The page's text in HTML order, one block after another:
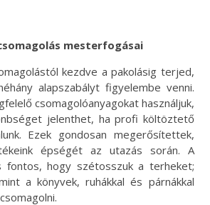
mesterfogásai
kezdve a pakolásig terjed,
alapszabályt figyelembe venni.
csomagolóanyagokat használjuk,
jelenthet, ha profi költöztető
Ezek gondosan megerősítettek,
épségét az utazás során. A
fontos, hogy szétosszuk a terheket;
a könyvek, ruhákkal és párnákkal